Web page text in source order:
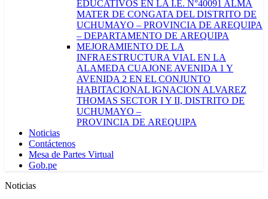
EDUCATIVOS EN LA I.E. N°40091 ALMA
MATER DE CONGATA DEL DISTRITO DE
UCHUMAYO – PROVINCIA DE AREQUIPA
– DEPARTAMENTO DE AREQUIPA
MEJORAMIENTO DE LA
INFRAESTRUCTURA VIAL EN LA
ALAMEDA CUAJONE AVENIDA 1 Y
AVENIDA 2 EN EL CONJUNTO
HABITACIONAL IGNACION ALVAREZ
THOMAS SECTOR I Y II, DISTRITO DE
UCHUMAYO –
PROVINCIA DE AREQUIPA
Noticias
Contáctenos
Mesa de Partes Virtual
Gob.pe
Noticias